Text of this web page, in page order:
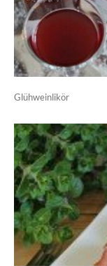
Glühweinlikör